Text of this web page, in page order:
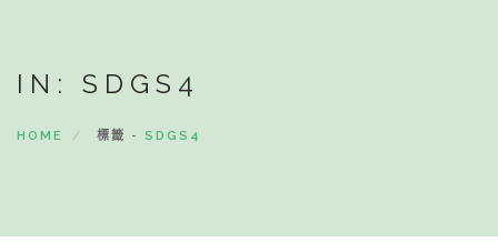
USR團隊USR TEAM
IN: SDGS4
HOME 標籤 - SDGS4